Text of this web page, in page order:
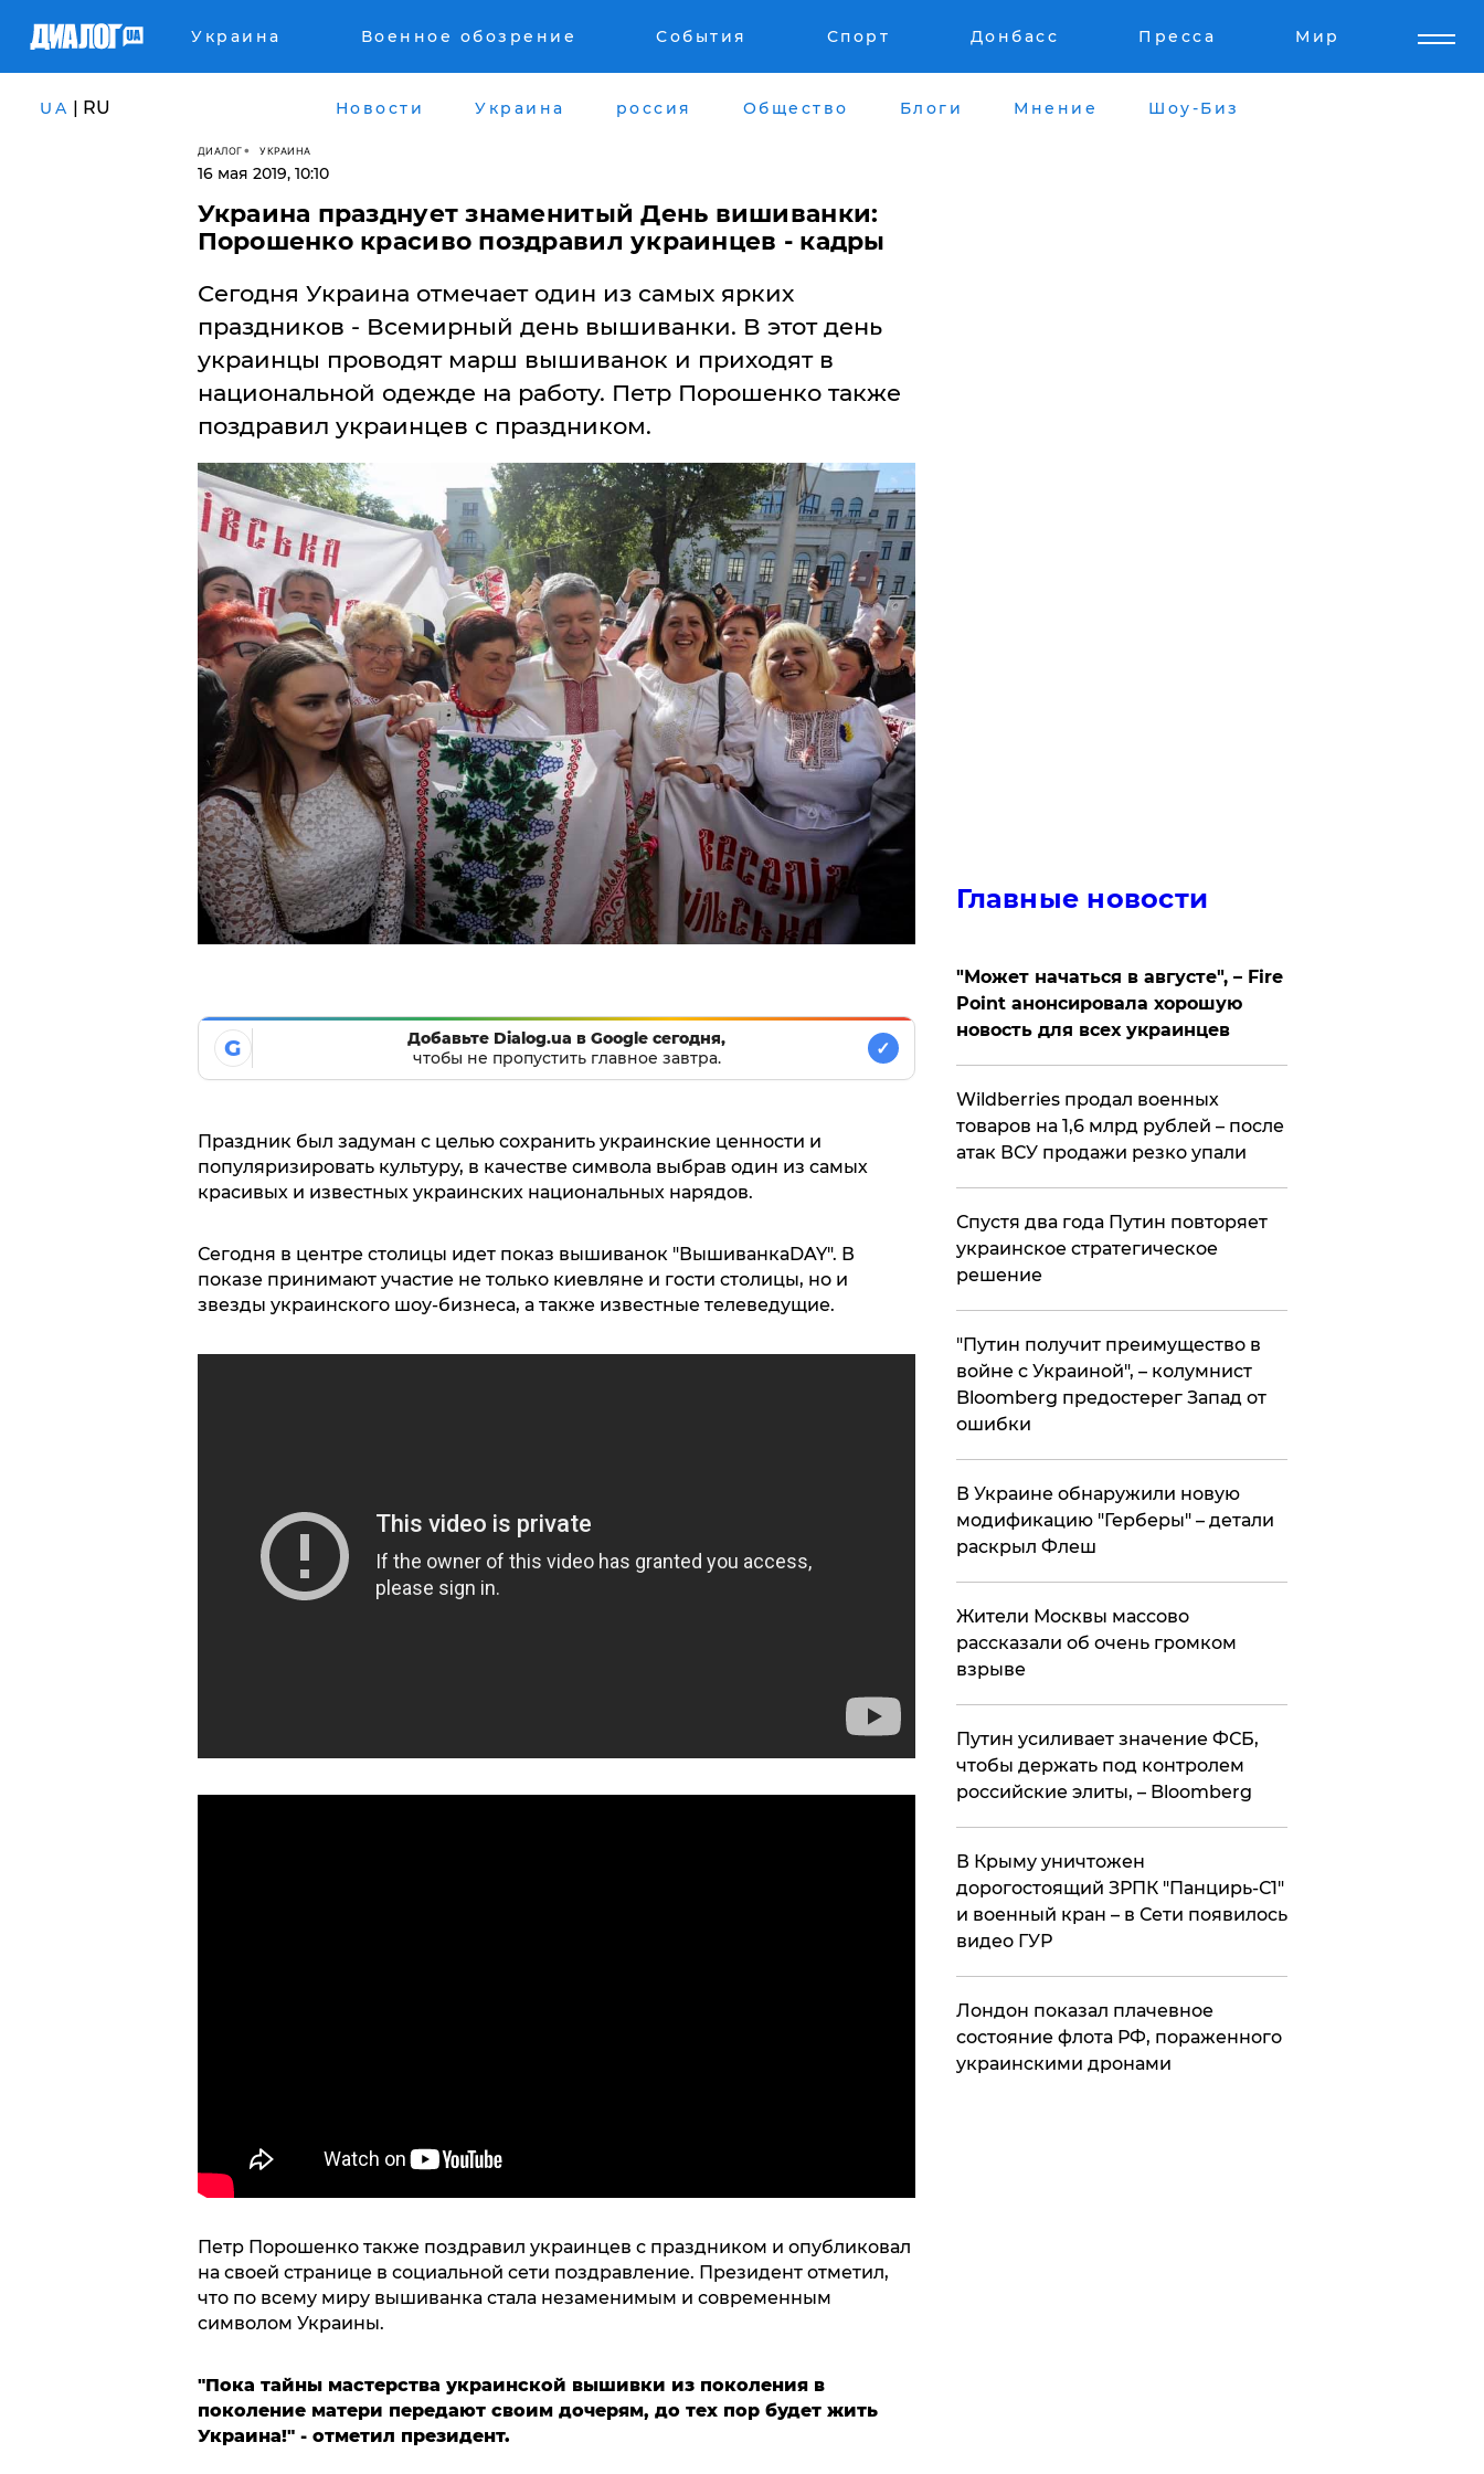
Украина Военное обозрение События Спорт Донбасс Пресса Мир
UA | RU Новости Украина россия Общество Блоги Мнение Шоу-Биз
ДИАЛОГ УКРАИНА
16 мая 2019, 10:10
Украина празднует знаменитый День вишиванки:
Порошенко красиво поздравил украинцев - кадры
​Сегодня Украина отмечает один из самых ярких
праздников - Всемирный день вышиванки. В этот день
украинцы проводят марш вышиванок и приходят в
национальной одежде на работу. Петр Порошенко также
поздравил украинцев с праздником.
G
Добавьте Dialog.ua в Google сегодня,
чтобы не пропустить главное завтра.
✓
Праздник был задуман с целью сохранить украинские ценности и
популяризировать культуру, в качестве символа выбрав один из самых
красивых и известных украинских национальных нарядов.
Сегодня в центре столицы идет показ вышиванок "ВышиванкаDAY". В
показе принимают участие не только киевляне и гости столицы, но и
звезды украинского шоу-бизнеса, а также известные телеведущие.
Петр Порошенко также поздравил украинцев с праздником и опубликовал
на своей странице в социальной сети поздравление. Президент отметил,
что по всему миру вышиванка стала незаменимым и современным
символом Украины.
"Пока тайны мастерства украинской вышивки из поколения в
поколение матери передают своим дочерям, до тех пор будет жить
Украина!" - отметил президент.
Главные новости
"Может начаться в августе", – Fire
Point анонсировала хорошую
новость для всех украинцев
​Wildberries продал военных
товаров на 1,6 млрд рублей – после
атак ВСУ продажи резко упали
Спустя два года Путин повторяет
украинское стратегическое
решение
"Путин получит преимущество в
войне с Украиной", – колумнист
Bloomberg предостерег Запад от
ошибки
В Украине обнаружили новую
модификацию "Герберы" – детали
раскрыл Флеш
Жители Москвы массово
рассказали об очень громком
взрыве
Путин усиливает значение ФСБ,
чтобы держать под контролем
российские элиты, – Bloomberg
В Крыму уничтожен
дорогостоящий ЗРПК "Панцирь-С1"
и военный кран – в Сети появилось
видео ГУР
Лондон показал плачевное
состояние флота РФ, пораженного
украинскими дронами